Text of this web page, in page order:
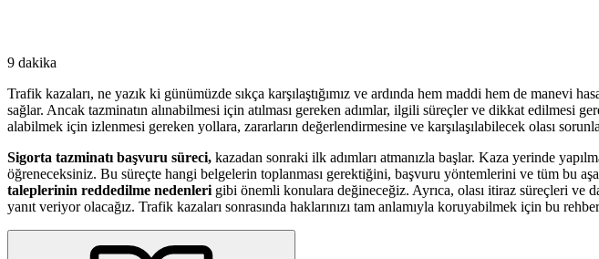
9 dakika
Trafik kazaları, ne yazık ki günümüzde sıkça karşılaştığımız ve ardında hem maddi hem de manevi
sağlar. Ancak tazminatın alınabilmesi için atılması gereken adımlar, ilgili süreçler ve dikkat edilmesi
alabilmek için izlenmesi gereken yollara, zararların değerlendirmesine ve karşılaşılabilecek olası
Sigorta tazminatı başvuru süreci, kazadan sonraki ilk adımları atmanızla başlar. Kaza yerinde
öğreneceksiniz. Bu süreçte hangi belgelerin toplanması gerektiğini, başvuru yöntemlerini ve tüm bu
taleplerinin reddedilme nedenleri gibi önemli konulara değineceğiz. Ayrıca, olası itiraz süreçleri ve
yanıt veriyor olacağız. Trafik kazaları sonrasında haklarınızı tam anlamıyla koruyabilmek için bu